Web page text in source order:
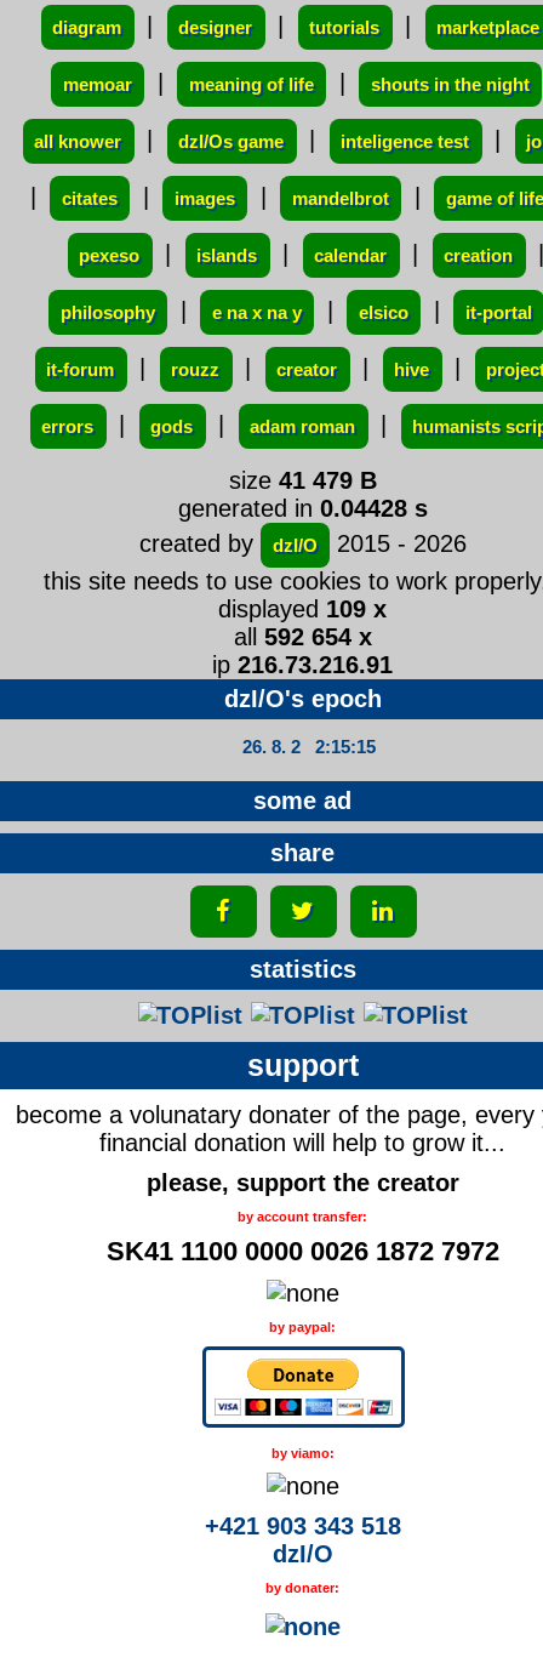
diagram designer tutorials marketplace
memoar meaning of life shouts in the night
all knower dzI/Os game inteligence test
citates images mandelbrot game of life
pexeso islands calendar creation
philosophy e na x na y elsico it-portal
it-forum rouzz creator hive
errors gods adam roman humanists
size 41 479 B
generated in 0.04428 s
created by
dzI/O
2015 - 2026
this site needs to use cookies to work
displayed 109 x
all 592 654 x
ip216.73.216.91
dzI/O's epoch
26. 8. 2 2:15:15
some ad
share
statistics
support
become a volunatary donater of the page, every
financial donation will help to grow it...
please, support the creator
by account transfer:
SK41 1100 0000 0026 1872 7972
by paypal:
by viamo:
+421 903 343 518
dzI/O
by donater: